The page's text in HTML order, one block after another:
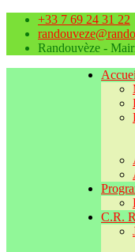
+33 7 69 24 31 22
Randouvèze -
C.R.